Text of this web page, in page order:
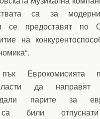
са за
се предоставят по
на
пък Еврокомисията
да направят
парите за
били